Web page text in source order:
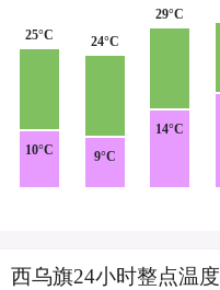
25°C
10°C
24°C
9°C
29°C
14°C
西乌旗24小时整点温度